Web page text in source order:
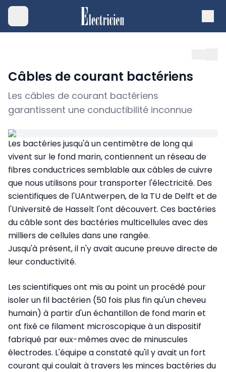
Câbles de courant bactériens
Les câbles de courant bactériens
garantissent une conductibilité inconnue
Les bactéries jusqu'à un centimètre de long qui
vivent sur le fond marin, contiennent un réseau de
fibres conductrices semblable aux câbles de cuivre
que nous utilisons pour transporter l'électricité. Des
scientifiques de l'UAntwerpen, de la TU de Delft et de
l'Université de Hasselt l'ont découvert. Ces bactéries
du câble sont des bactéries multicellules avec des
milliers de cellules dans une rangée.
Jusqu'à présent, il n'y avait aucune preuve directe de
leur conductivité.
Les scientifiques ont mis au point un procédé pour
isoler un fil bactérien (50 fois plus fin qu'un cheveu
humain) à partir d'un échantillon de fond marin et
ont fixé ce filament microscopique à un dispositif
fabriqué par eux-mêmes avec de minuscules
électrodes. L'équipe a constaté qu'il y avait un fort
courant qui coulait à travers les minces bactéries du